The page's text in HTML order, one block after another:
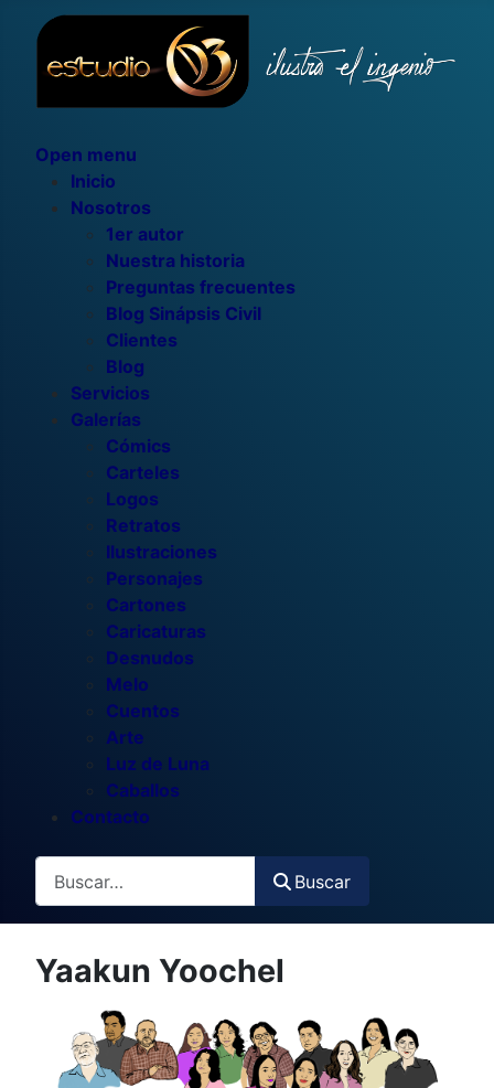
Open menu
Inicio
Nosotros
1er autor
Nuestra historia
Preguntas frecuentes
Blog Sinápsis Civil
Clientes
Blog
Servicios
Galerías
Cómics
Carteles
Logos
Retratos
Ilustraciones
Personajes
Cartones
Caricaturas
Desnudos
Melo
Cuentos
Arte
Luz de Luna
Caballos
Contacto
Buscar
Buscar
Yaakun Yoochel